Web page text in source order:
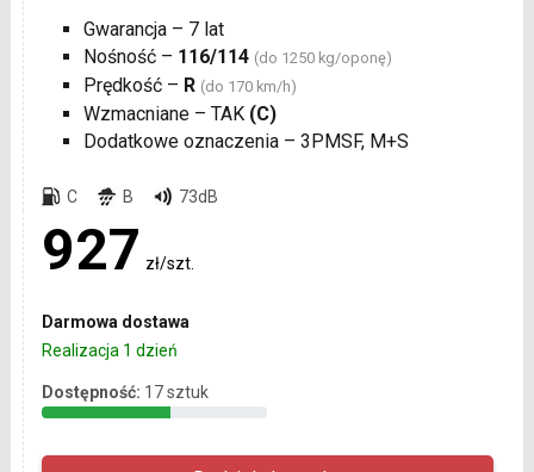
Gwarancja – 7 lat
Nośność – 116/114 (do 1250 kg/oponę)
Prędkość – R (do 170 km/h)
Wzmacniane – TAK (C)
Dodatkowe oznaczenia – 3PMSF, M+S
C B 73dB
927 zł/szt.
Darmowa dostawa
Realizacja 1 dzień
Dostępność: 17 sztuk